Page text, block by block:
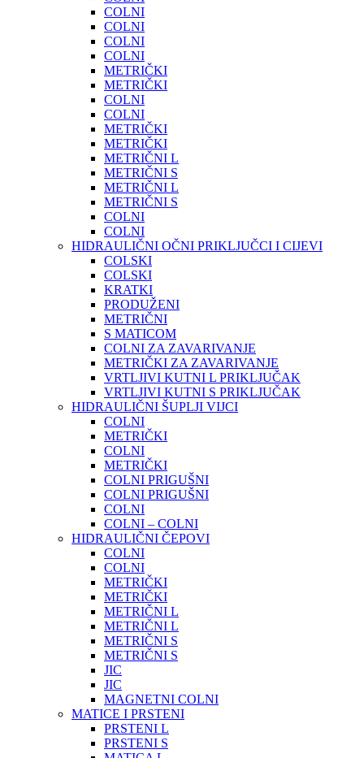
COLNI
COLNI
COLNI
COLNI
METRIČKI
METRIČKI
COLNI
COLNI
METRIČKI
METRIČKI
METRIČNI L
METRIČNI S
METRIČNI L
METRIČNI S
COLNI
COLNI
HIDRAULIČNI OČNI PRIKLJUČCI I CIJEVI
COLSKI
COLSKI
KRATKI
PRODUŽENI
METRIČNI
S MATICOM
COLNI ZA ZAVARIVANJE
METRIČKI ZA ZAVARIVANJE
VRTLJIVI KUTNI L PRIKLJUČAK
VRTLJIVI KUTNI S PRIKLJUČAK
HIDRAULIČNI ŠUPLJI VIJCI
COLNI
METRIČKI
COLNI
METRIČKI
COLNI PRIGUŠNI
COLNI PRIGUŠNI
COLNI
COLNI – COLNI
HIDRAULIČNI ČEPOVI
COLNI
COLNI
METRIČKI
METRIČKI
METRIČNI L
METRIČNI L
METRIČNI S
METRIČNI S
JIC
JIC
MAGNETNI COLNI
MATICE I PRSTENI
PRSTENI L
PRSTENI S